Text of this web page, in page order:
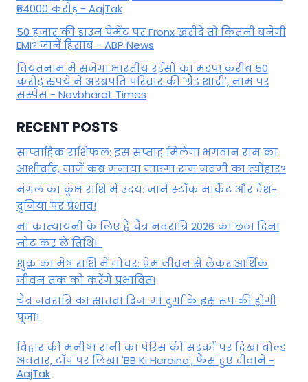
₹64000 करोड़ - AajTak
50 हजार की डाउन पेमेंट पर Fronx खरीदें तो कितनी बनेगी
EMI? जानें हिसाब - ABP News
वियतनाम में सजेगा भारतीय रईसों का मंडप! करीब 50
करोड़ रुपये में अरबपति परिवार की 'ग्रैंड शादी', नाम पर
सस्पेंस - Navbharat Times
RECENT POSTS
साप्ताहिक राशिफल: इस सप्ताह मिलेगा भगवान राम का
आशीर्वाद, जानें कब मनाया जाएगा राम नवमी का त्योहार?
मंगल का कुंभ राशि में उदय: जानें स्‍टॉक मार्केट और देश-
दुनिया पर प्रभाव!
मां कात्‍यायनी के लिए है चैत्र नवरात्रि 2026 का छठा दिन!
नोट कर लें तिथि!
शुक्र का मेष राशि में गोचर: प्रेम जीवन से लेकर आर्थिक
जीवन तक को करेंगे प्रभावित!
चैत्र नवरात्रि का सातवां दिन: मां दुर्गा के इस रूप की होगी
पूजा!
बिहार की मनीषा रानी का पेरिस की सड़कों पर दिखा बोल्ड
अवतार, टॉप पर लिखा 'BB Ki Heroine', फैंस हुए दीवाने -
AajTak